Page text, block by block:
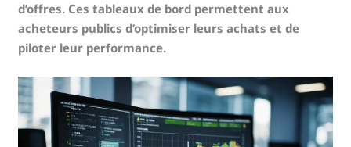
d’offres. Ces tableaux de bord permettent aux
acheteurs publics d’optimiser leurs achats et de
piloter leur performance.